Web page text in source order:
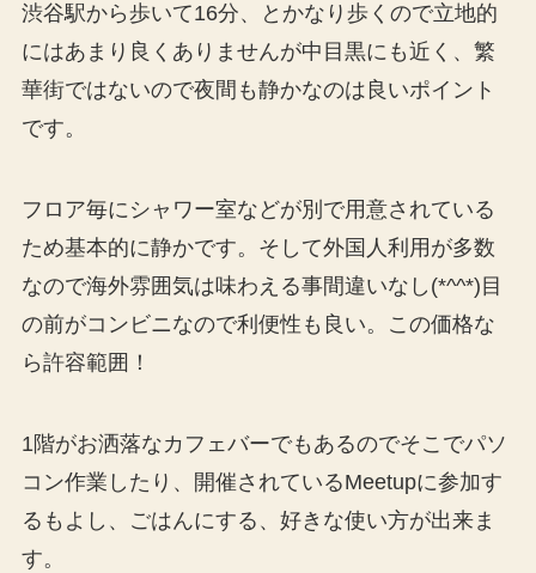
渋谷駅から歩いて16分、とかなり歩くので立地的
にはあまり良くありませんが中目黒にも近く、繁
華街ではないので夜間も静かなのは良いポイント
です。
フロア毎にシャワー室などが別で用意されている
ため基本的に静かです。そして外国人利用が多数
なので海外雰囲気は味わえる事間違いなし(*^^*)目
の前がコンビニなので利便性も良い。この価格な
ら許容範囲！
1階がお洒落なカフェバーでもあるのでそこでパソ
コン作業したり、開催されているMeetupに参加す
るもよし、ごはんにする、好きな使い方が出来ま
す。